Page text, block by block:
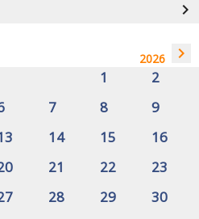
navigate_next
2026 navigate_next
1
2
7 8
9
14 15
16
21 22
23
28 29
30